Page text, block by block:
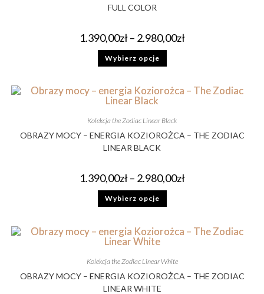
FULL COLOR
1.390,00zł – 2.980,00zł
Wybierz opcje
Kolekcja the Zodiac Linear Black
OBRAZY MOCY – ENERGIA KOZIOROŻCA – THE ZODIAC
LINEAR BLACK
1.390,00zł – 2.980,00zł
Wybierz opcje
Kolekcja the Zodiac Linear White
OBRAZY MOCY – ENERGIA KOZIOROŻCA – THE ZODIAC
LINEAR WHITE